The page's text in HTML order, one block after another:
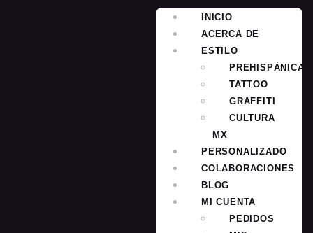
INICIO
ACERCA DE
ESTILO
PREHISPÁNICA
TATTOO
GRAFFITI
CULTURA
MX
PERSONALIZADO
COLABORACIONES
BLOG
MI CUENTA
PEDIDOS